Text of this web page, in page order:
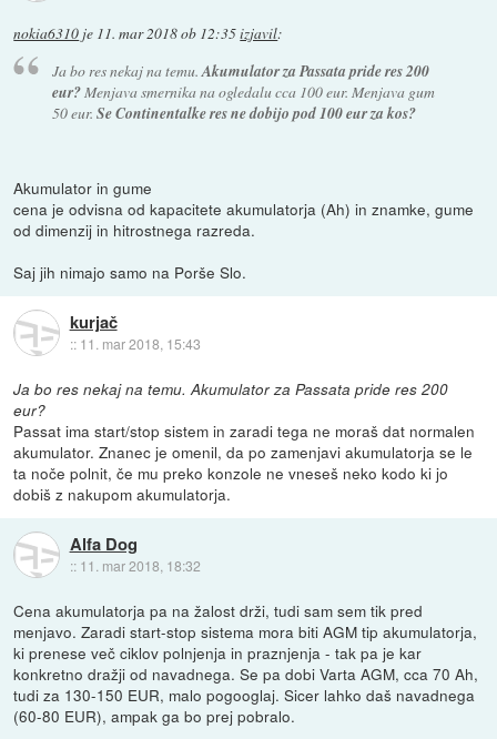
nokia6310 je 11. mar 2018 ob 12:35izjavil:
Ja bo res nekaj na temu. Akumulator za Passata pride res 200
eur?Menjava smernika na ogledalu cca 100 eur. Menjava gum
50 eur. Se Continentalke res ne dobijo pod 100 eur za kos?
Akumulator in gume
cena je odvisna od kapacitete akumulatorja (Ah) in znamke, gume
od dimenzij in hitrostnega razreda.
Saj jih nimajo samo na Porše Slo.
kurjač
:: 11. mar 2018, 15:43
Ja bo res nekaj na temu. Akumulator za Passata pride res 200
eur?
Passat ima start/stop sistem in zaradi tega ne moraš dat normalen
akumulator. Znanec je omenil, da po zamenjavi akumulatorja se le
ta noče polnit, če mu preko konzole ne vneseš neko kodo ki jo
dobiš z nakupom akumulatorja.
Alfa Dog
:: 11. mar 2018, 18:32
Cena akumulatorja pa na žalost drži, tudi sam sem tik pred
menjavo. Zaradi start-stop sistema mora biti AGM tip akumulatorja,
ki prenese več ciklov polnjenja in praznjenja - tak pa je kar
konkretno dražji od navadnega. Se pa dobi Varta AGM, cca 70 Ah,
tudi za 130-150 EUR, malo pogooglaj. Sicer lahko daš navadnega
(60-80 EUR), ampak ga bo prej pobralo.